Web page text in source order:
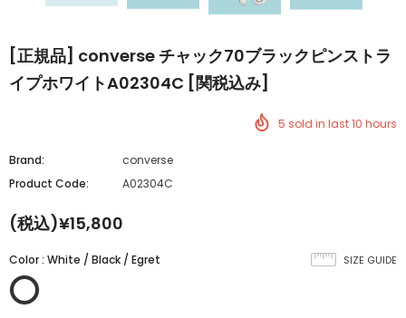
[正規品] converse チャック70ブラックピンストラ
イプホワイトA02304C [関税込み]
5 sold in last10 hours
Brand:
converse
Product Code:
A02304C
(税込)¥15,800
SIZE GUIDE
Color: White / Black / Egret